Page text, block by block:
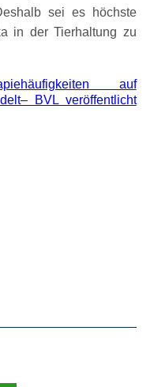
sei es höchste
in der Tierhaltung zu
auf
BVL veröffentlicht